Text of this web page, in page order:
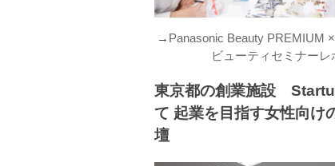
→ Panasonic Beauty PREMIUM
ビューティセミナーレ
東京都の創業施設
て 起業を目指す女性向け
壇